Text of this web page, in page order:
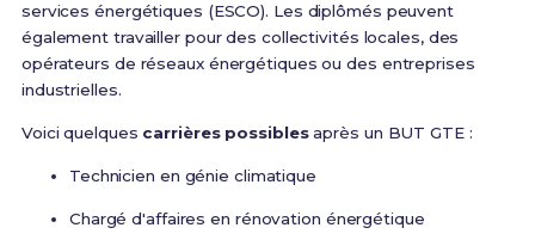
services énergétiques (ESCO). Les diplômés peuvent
également travailler pour des collectivités locales, des
opérateurs de réseaux énergétiques ou des entreprises
industrielles.
Voici quelques carrières possiblesaprès un BUT GTE :
Technicien en génie climatique
Chargé d'affaires en rénovation énergétique